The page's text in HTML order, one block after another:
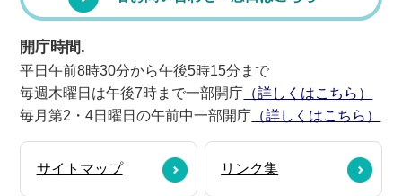
開庁時間.
平日午前8時30分から午後5時15分まで
毎週木曜日は午後7時まで一部開庁 （詳しくはこちら）
毎月第2・4日曜日の午前中一部開庁 （詳しくはこちら）
サイトマップ リンク集